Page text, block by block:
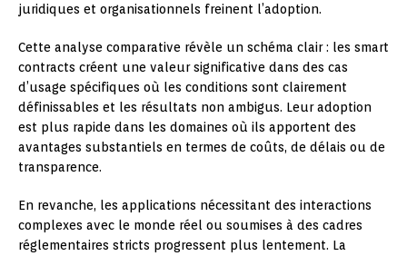
juridiques et organisationnels freinent l’adoption.
Cette analyse comparative révèle un schéma clair : les smart
contracts créent une valeur significative dans des cas
d’usage spécifiques où les conditions sont clairement
définissables et les résultats non ambigus. Leur adoption
est plus rapide dans les domaines où ils apportent des
avantages substantiels en termes de coûts, de délais ou de
transparence.
En revanche, les applications nécessitant des interactions
complexes avec le monde réel ou soumises à des cadres
réglementaires stricts progressent plus lentement. La